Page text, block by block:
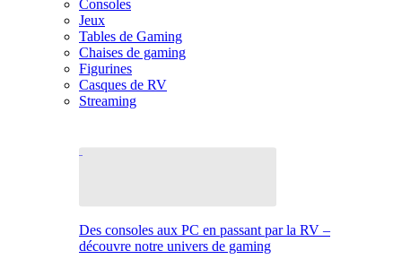
Consoles
Jeux
Tables de Gaming
Chaises de gaming
Figurines
Casques de RV
Streaming
Des consoles aux PC en passant par la RV –
découvre notre univers de gaming